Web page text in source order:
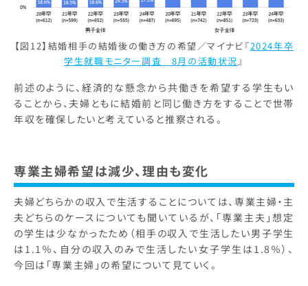
【図12】結婚相手の結婚後の働き方の希望／マイナビ『2024年卒
学生就職モニター調査 8月の活動状況』
前述のように、経済的な懸念から共働きを希望する学生もい
ることから、夫婦ともに結婚前と同じ働き方をすることで世帯
年収を確保したいと考えていると推察される。
専業主婦希望は減少、理由も変化
夫婦どちらかの収入で生活することについては、専業主婦・主
夫どちらのケースについても聞いているが、「専業主夫」想定
の学生は少なかったため（相手の収入で生活したい男子学生
は1.1％、自分の収入のみで生活したい女子学生は1.8％）、
今回は「専業主婦」の希望について見ていく。